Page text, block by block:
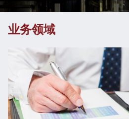
业务领域